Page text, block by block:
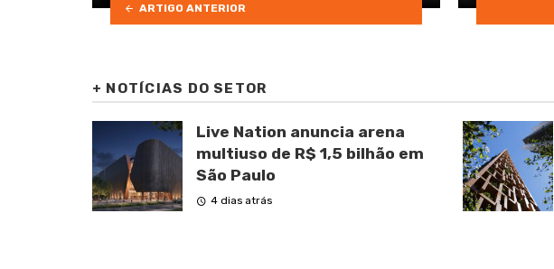
ARTIGO ANTERIOR
+ NOTÍCIAS DO SETOR
Live Nation anuncia arena
multiuso de R$ 1,5 bilhão em
São Paulo
4 dias atrás